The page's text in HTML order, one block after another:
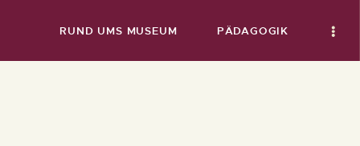
RUND UMS MUSEUM PÄDAGOGIK